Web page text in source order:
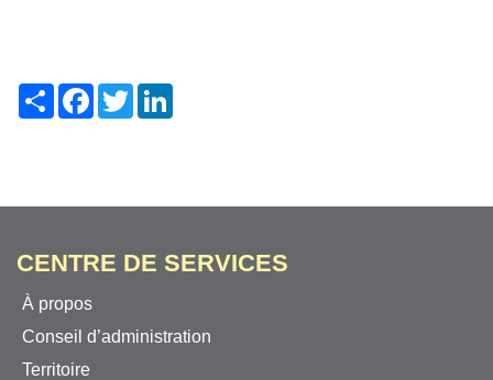
ShareFacebook
Twitter
CENTRE DE SERVICES
À propos
Conseil d’administration
Territoire